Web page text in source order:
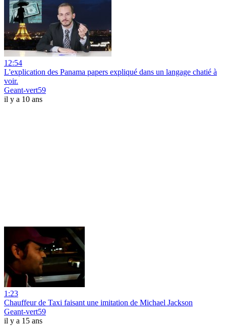
12:54
L'explication des Panama papers expliqué dans un langage chatié à
voir.
Geant-vert59
il y a 10 ans
1:23
Chauffeur de Taxi faisant une imitation de Michael Jackson
Geant-vert59
il y a 15 ans